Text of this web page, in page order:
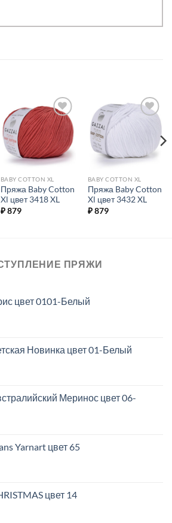
Добавить в
избранное.
BABY COTTON XL
Пряжа Baby Cotton
Xl цвет 3418 XL
₽879
Добавить в
BABY COTTON XL
Пряжа Baby Cotton
Xl цвет 3432 XL
₽879
ПРЯЖИ
цвет 0101-Белый
Новинка цвет 01-Белый
Меринос цвет 06-
Yarnart цвет 65
цвет 14